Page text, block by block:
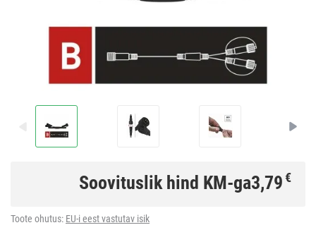
Soovituslik hind KM-ga3,79€
Toote ohutus: EU-i eest vastutav isik